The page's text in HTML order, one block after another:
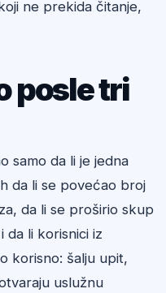
ne prekida čitanje,
posle tri
samo da li je jedna
da li se povećao broj
da li se proširio skup
da li korisnici iz
korisno: šalju upit,
uslužnu